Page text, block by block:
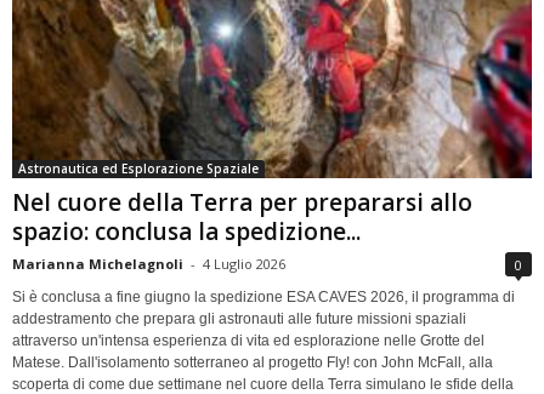
Astronautica ed Esplorazione Spaziale
Nel cuore della Terra per prepararsi allo
spazio: conclusa la spedizione...
Marianna Michelagnoli - 4 Luglio 2026 0
Si è conclusa a fine giugno la spedizione ESA CAVES 2026, il programma di
addestramento che prepara gli astronauti alle future missioni spaziali
attraverso un'intensa esperienza di vita ed esplorazione nelle Grotte del
Matese. Dall'isolamento sotterraneo al progetto Fly! con John McFall, alla
scoperta di come due settimane nel cuore della Terra simulano le sfide della